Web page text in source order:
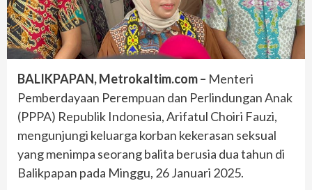
BALIKPAPAN, Metrokaltim.com – Menteri
Pemberdayaan Perempuan dan Perlindungan Anak
(PPPA) Republik Indonesia, Arifatul Choiri Fauzi,
mengunjungi keluarga korban kekerasan seksual
yang menimpa seorang balita berusia dua tahun di
Balikpapan pada Minggu, 26 Januari 2025.